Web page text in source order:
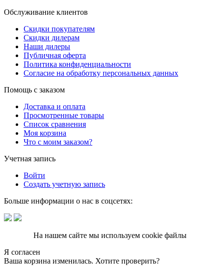
Обслуживание клиентов
Скидки покупателям
Скидки дилерам
Наши дилеры
Публичная оферта
Политика конфиденциальности
Согласие на обработку персональных данных
Помощь с заказом
Доставка и оплата
Просмотренные товары
Список сравнения
Моя корзина
Что с моим заказом?
Учетная запись
Войти
Создать учетную запись
Больше информации о нас в соцсетях:
На нашем сайте мы используем cookie файлы
Я согласен
Ваша корзина изменилась. Хотите проверить?